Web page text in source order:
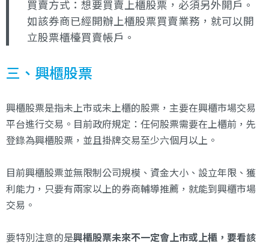
買賣方式：想要買賣上櫃股票，必須另外開戶。
如該券商已經開辦上櫃股票買賣業務，就可以開
立股票櫃檯買賣帳戶。
三、興櫃股票
興櫃股票是指未上市或未上櫃的股票，主要在興櫃市場交易
平台進行交易。目前政府規定：任何股票需要在上櫃前，先
登錄為興櫃股票，並且掛牌交易至少六個月以上。
目前興櫃股票並無限制公司規模、資金大小、設立年限、獲
利能力，只要有兩家以上的券商輔導推薦，就能到興櫃市場
交易。
要特別注意的是興櫃股票未來不一定會上市或上櫃，要看該